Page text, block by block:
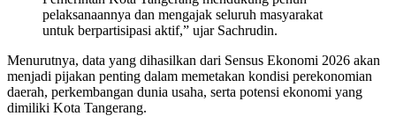
pelaksanaannya dan mengajak seluruh masyarakat
untuk berpartisipasi aktif,” ujar Sachrudin.
Menurutnya, data yang dihasilkan dari Sensus Ekonomi 2026 akan
menjadi pijakan penting dalam memetakan kondisi perekonomian
daerah, perkembangan dunia usaha, serta potensi ekonomi yang
dimiliki Kota Tangerang.